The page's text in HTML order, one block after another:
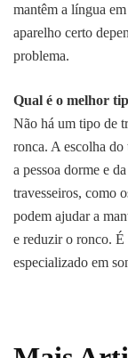
mantêm a língua
aparelho certo
problema.
Qual é o melhor
Não há um tipo de
ronca. A escolha do
a pessoa dorme e
travesseiros, como
podem ajudar a
e reduzir o ronco.
especializado em